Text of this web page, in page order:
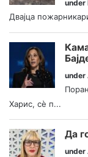
under
Двајца
under
Харис, сè п...
Да
under